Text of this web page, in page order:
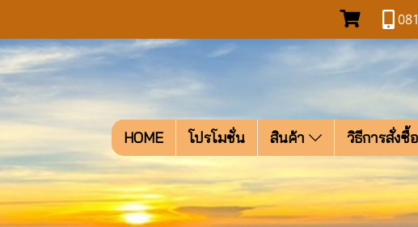
HOME โปรโมชั่น สินค้า วิธีการสั่งซื้อ